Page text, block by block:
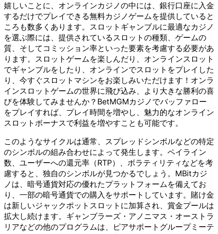
嬉しいことに、オンラインカジノの中には、銀行口座に入金
するだけでプレイできる無料カジノゲームを提供していると
ころも数多くあります。スロットギャンブルに最適なカジノ
を選ぶ際には、提供されているスロットの種類、ゲームの
質、そしてコミッション率といった要素を考慮する必要があ
ります。スロットゲームを楽しんだり、オンラインスロット
でギャンブルをしたり、オンラインでスロットをプレイした
り、今すぐスロットマシンをお楽しみいただけます！オンラ
インスロットゲームの世界に飛び込み、より大きな勝利の喜
びを体験してみませんか？BetMGMカジノでバッファロー
をプレイすれば、プレイ時間を増やし、魅力的なオンライン
スロットボーナスで利益を増やすことも可能です。
このようなサイクルは通常、スプレッドシンボルなどの特定
のシンボルの組み合わせによって発生します。ペイライン
数、ユーザーへの還元率（RTP）、ボラティリティなどを考
慮すると、独自のシンボルが見つかるでしょう。MBitカジ
ノは、暗号通貨対応の優れたプラットフォームを備えてお
り、一部の暗号通貨での購入をサポートしています。賭け金
は新しいジャックポットスロットに加算され、賞金プールは
拡大し続けます。ギャンブラーズ・アノニマス・オーストラ
リアなどの他のプログラムは、ピアサポートグループミーテ